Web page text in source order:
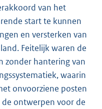
van het
start te kunnen
en versterken van
Feitelijk waren de
zonder hantering van
waarin
onvoorziene posten
de ontwerpen voor de